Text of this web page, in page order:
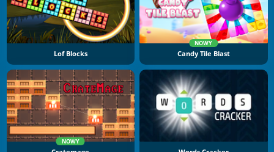
Lof Blocks
NOWY
Candy Tile Blast
NOWY